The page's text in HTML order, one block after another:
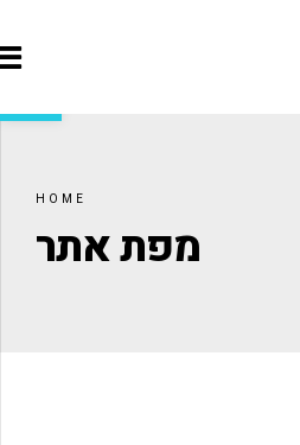
HOME
מפת אתר